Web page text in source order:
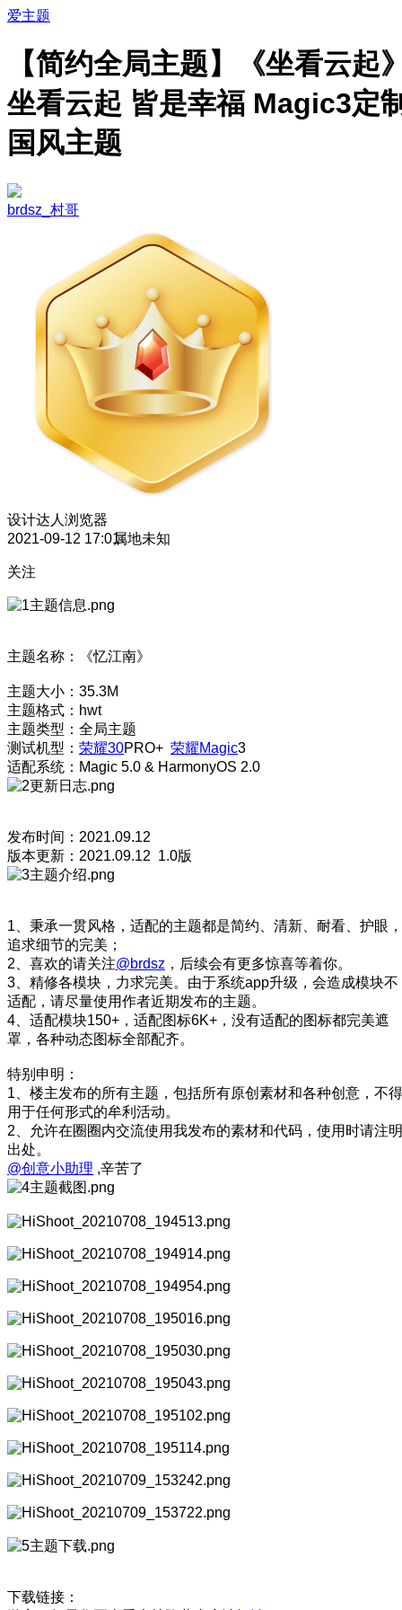
爱主题
【简约全局主题】《坐看云起
坐看云起 皆是幸福 Magic3定
国风主题
brdsz_村哥
设计达人 浏览器
2021-09-12 17:01属地未知
关注
主题名称：《忆江南》
主题大小：35.3M
主题格式：hwt
主题类型：全局主题
测试机型： 荣耀30PRO+ 荣耀Magic3
适配系统：Magic 5.0 & HarmonyOS 2.0
发布时间：2021.09.12
版本更新：2021.09.12 1.0版
1、秉承一贯风格，适配的主题都是简约、清新、耐看、护眼，
追求细节的完美；
2、喜欢的请关注@brdsz ，后续会有更多惊喜等着你。
3、精修各模块，力求完美。由于系统app升级，会造成模块不
适配，请尽量使用作者近期发布的主题。
4、适配模块150+，适配图标6K+，没有适配的图标都完美遮
罩，各种动态图标全部配齐。
特别申明：
1、楼主发布的所有主题，包括所有原创素材和各种创意，不得
用于任何形式的牟利活动。
2、允许在圈圈内交流使用我发布的素材和代码，使用时请注明
出处。
@创意小助理 ,辛苦了
下载链接：